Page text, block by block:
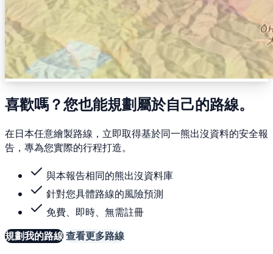
喜歡嗎？您也能規劃屬於自己的路線。
在日本任意繪製路線，立即取得基於同一熊出沒資料的安全報
告，專為您實際的行程打造。
與本報告相同的熊出沒資料庫
針對您具體路線的風險預測
免費、即時、無需註冊
規劃我的路線查看更多路線